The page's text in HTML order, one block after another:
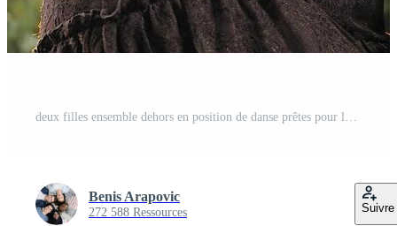
Benis Arapovic
272 588 Ressources Suivre